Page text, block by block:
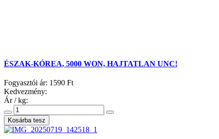
ÉSZAK-KÓREA, 5000 WON, HAJTATLAN UNC!
Fogyasztói ár: 1590 Ft
Kedvezmény:
Ár / kg: